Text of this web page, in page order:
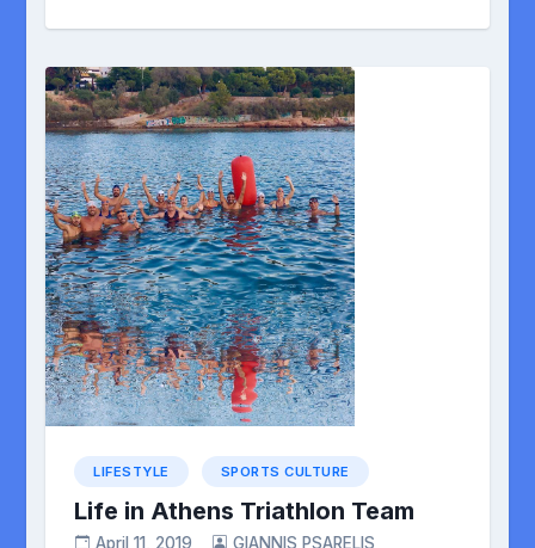
LIFESTYLE SPORTS CULTURE
Life in Athens Triathlon Team
April 11, 2019 GIANNIS PSARELIS